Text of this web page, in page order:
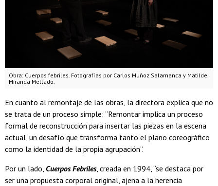
Obra: Cuerpos febriles. Fotografías por Carlos Muñoz Salamanca y Matilde
Miranda Mellado.
En cuanto al remontaje de las obras, la directora explica que no
se trata de un proceso simple: “Remontar implica un proceso
formal de reconstrucción para insertar las piezas en la escena
actual, un desafío que transforma tanto el plano coreográfico
como la identidad de la propia agrupación”.
Por un lado, Cuerpos Febriles, creada en 1994, “se destaca por
ser una propuesta corporal original, ajena a la herencia